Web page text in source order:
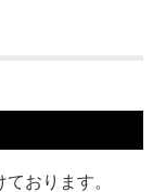
おります。